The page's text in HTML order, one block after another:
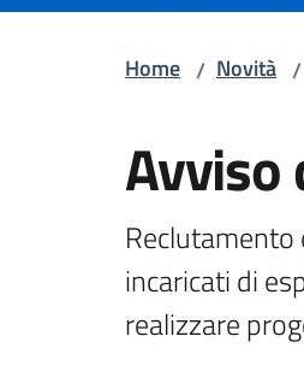
Home / Novità /
Avviso
incaricati di
realizzare